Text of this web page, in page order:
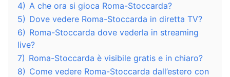
4) A che ora si gioca Roma-Stoccarda?
5) Dove vedere Roma-Stoccarda in diretta TV?
6) Roma-Stoccarda dove vederla in streaming
live?
7) Roma-Stoccarda è visibile gratis e in chiaro?
8) Come vedere Roma-Stoccarda dall’estero con